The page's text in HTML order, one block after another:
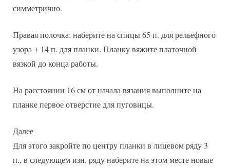
симметрично.
Правая полочка: наберите на спицы 65 п. для рельефного
узора + 14 п. для планки. Планку вяжите платочной
вязкой до конца работы.
На расстоянии 16 см от начала вязания выполните на
планке первое отверстие для пуговицы.
Далее
Для этого закройте по центру планки в лицевом ряду 3
п., в следующем изн. ряду наберите на этом месте новые